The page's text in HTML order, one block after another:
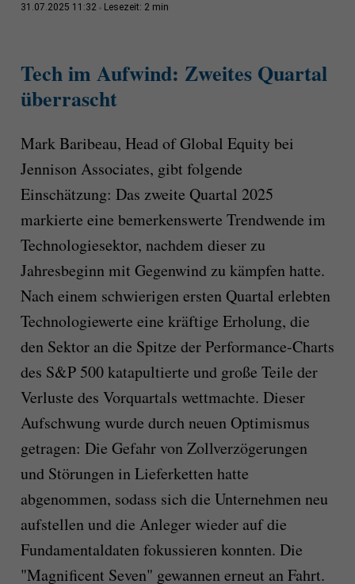
31.07.2025 11:32 Lesezeit: 2 min
Tech im Aufwind: Zweites Quartal
überrascht
Mark Baribeau, Head of Global Equity bei
Jennison Associates, gibt folgende
Einschätzung: Das zweite Quartal 2025
markierte eine bemerkenswerte Trendwende im
Technologiesektor, nachdem dieser zu
Jahresbeginn mit Gegenwind zu kämpfen hatte.
Nach einem schwierigen ersten Quartal erlebten
Technologiewerte eine kräftige Erholung, die
den Sektor an die Spitze der Performance-Charts
des S&P 500 katapultierte und große Teile der
Verluste des Vorquartals wettmachte. Dieser
Aufschwung wurde durch neuen Optimismus
getragen: Die Gefahr von Zollverzögerungen
und Störungen in Lieferketten hatte
abgenommen, sodass sich die Unternehmen neu
aufstellen und die Anleger wieder auf die
Fundamentaldaten fokussieren konnten. Die
"Magnificent Seven" gewannen erneut an Fahrt.